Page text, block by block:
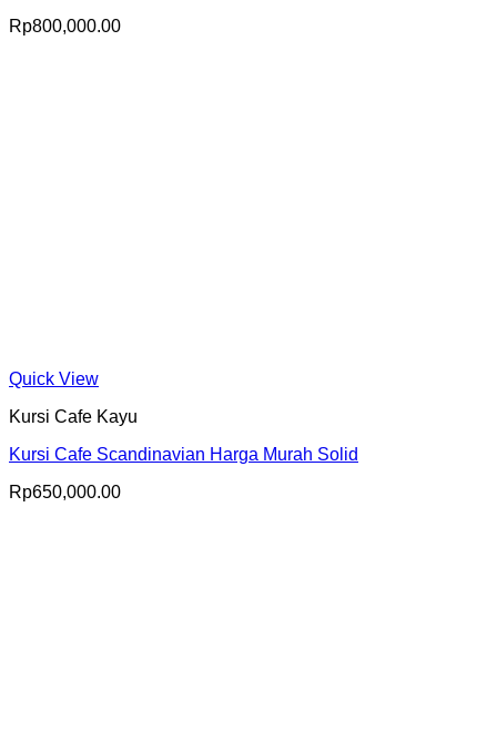
Rp800,000.00
Quick View
Kursi Cafe Kayu
Kursi Cafe Scandinavian Harga Murah Solid
Rp650,000.00